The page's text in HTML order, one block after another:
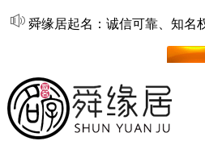
舜缘居起名：诚信可靠、知名